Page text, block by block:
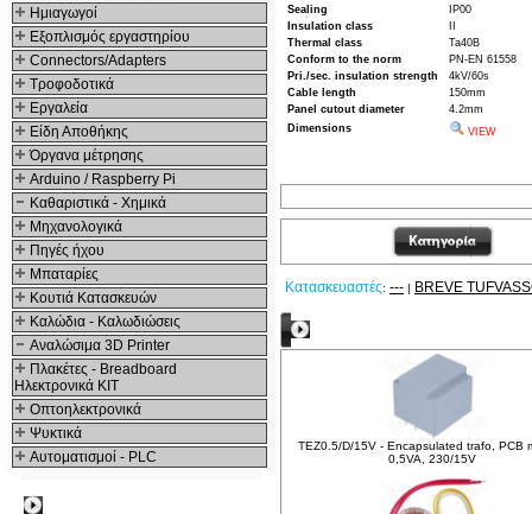
Hμιαγωγοί
Εξοπλισμός εργαστηρίου
Connectors/Adapters
Τροφοδοτικά
Εργαλεία
Είδη Αποθήκης
Όργανα μέτρησης
Arduino / Raspberry Pi
Καθαριστικά - Χημικά
Μηχανολογικά
Πηγές ήχου
Μπαταρίες
Κουτιά Κατασκευών
Καλώδια - Καλωδιώσεις
Αναλώσιμα 3D Printer
Πλακέτες - Breadboard
Ηλεκτρονικά ΚΙΤ
Οπτοηλεκτρονικά
Ψυκτικά
Αυτοματισμοί - PLC
Sealing
IP00
Insulation class
Thermal class
Ta40B
Conform to the norm
PN-EN 61558
Pri./sec. insulation strength
4kV/60s
Cable length
150mm
Panel cutout diameter
4.2mm
Dimensions
VIEW
Κατασκευαστές: --- | BREVE
TEZ0.5/D/15V - Encapsulated trafo, PCB
0,5VA, 230/15V